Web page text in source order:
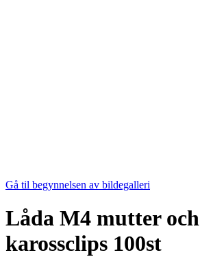
Gå til begynnelsen av bildegalleri
Låda M4 mutter och
karossclips 100st